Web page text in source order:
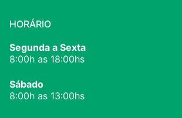
HORÁRIO
Segunda a Sexta
8:00h as 18:00hs
Sábado
8:00h as 13:00hs